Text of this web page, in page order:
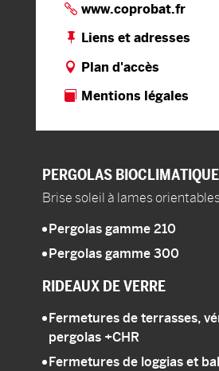
www.coprobat.fr
Liens et adresses
Plan d'accès
Mentions légales
PERGOLAS
Brise soleil à lames orientables
Pergolas gamme 210
Pergolas gamme 300
RIDEAUX DE VERRE
Fermetures de terrasses,
pergolas+CHR
Fermetures de loggias et